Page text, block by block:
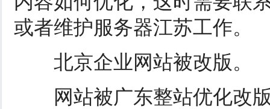
或者维护服务器江苏工作。
北京企业网站被改版。
网站被广东整站优化改版